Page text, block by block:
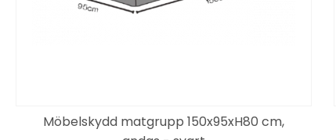
Möbelskydd matgrupp 150x95xH80 cm,